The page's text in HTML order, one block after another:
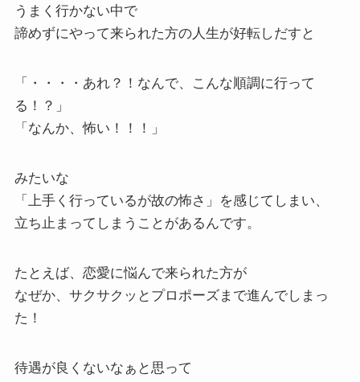
うまく行かない中で
諦めずにやって来られた方の人生が好転しだすと
「・・・・あれ？！なんで、こんな順調に行って
る！？」
「なんか、怖い！！！」
みたいな
「上手く行っているが故の怖さ」を感じてしまい、
立ち止まってしまうことがあるんです。
たとえば、恋愛に悩んで来られた方が
なぜか、サクサクッとプロポーズまで進んでしまっ
た！
待遇が良くないなぁと思って